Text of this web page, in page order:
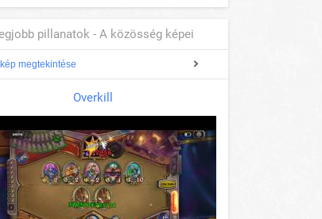
pillanatok - A közösség képei
megtekintése
Overkill